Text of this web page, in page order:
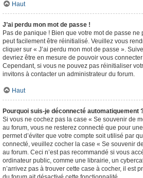
Haut
J’ai perdu mon mot de passe !
Pas de panique ! Bien que votre mot de passe ne
peut facilement être réinitialisé. Veuillez vous
cliquer sur « J’ai perdu mon mot de passe ».
devriez être en mesure de pouvoir vous
Cependant, si vous ne pouvez pas réinitialiser
invitons à contacter un administrateur du forum.
Haut
Pourquoi suis-je déconnecté automatiquement
Si vous ne cochez pas la case « Se souvenir de
au forum, vous ne resterez connecté que pour
permet d’éviter que votre compte soit utilisé par
connecté, veuillez cocher la case « Se souvenir
au forum. Ceci n’est pas recommandé si vous
ordinateur public, comme une librairie, un
n’arrivez pas à trouver cette case à cocher, il est